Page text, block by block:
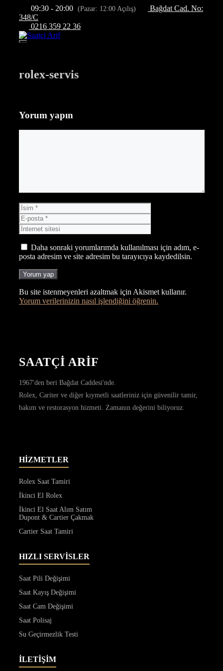
09:30 - 20:00 (Pazar: 12:00 Açılış)
Bağdat Cad. No:
348/C
0216 359 22 36
Menü
rolex-servis
Yorum yapın
İsim
posta
sitesi
Daha sonraki yorumlarımda kullanılması için adım, e-
posta adresim ve site adresim bu tarayıcıya kaydedilsin.
Bu site istenmeyenleri azaltmak için Akismet kullanır.
Yorum verilerinizin nasıl işlendiğini öğrenin.
SAATÇİ ARİF
1967'den beri Bağdat Caddesi'nde.
Rolex, Cariter ve diğer kıymetli saatleriniz için güvenilir tamir,
bakım ve restorasyon hizmeti. Zamanın değerini biliyoruz.
HİZMETLER
Rolex Saat Tamiri
İkinci El Rolex
İkinci El Saat Alım Satım
Dupont & Cartier Çakmak
Cartier Saat Tamiri
HIZLI SERVİSLER
Saat Pili Değişimi
Saat Kayış Değişimi
Saat Cam Değişimi
Saat Polisaj
Su Geçirmezlik Testi
İLETİŞİM